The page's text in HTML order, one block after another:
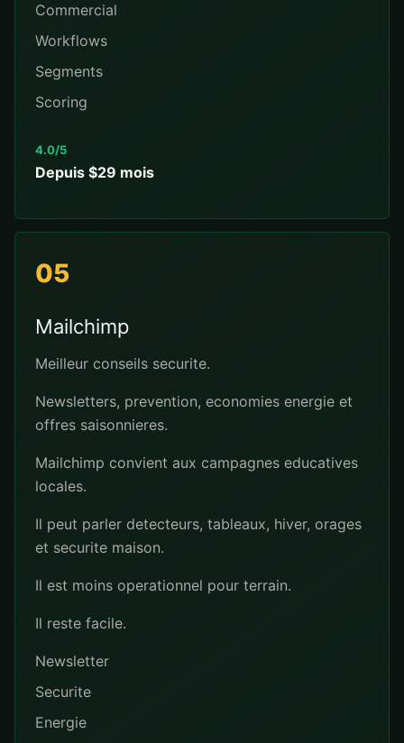
Commercial
Workflows
Segments
Scoring
4.0/5
Depuis $29 mois
05
Mailchimp
Meilleur conseils securite.
Newsletters, prevention, economies energie et
offres saisonnieres.
Mailchimp convient aux campagnes educatives
locales.
Il peut parler detecteurs, tableaux, hiver, orages
et securite maison.
Il est moins operationnel pour terrain.
Il reste facile.
Newsletter
Securite
Energie